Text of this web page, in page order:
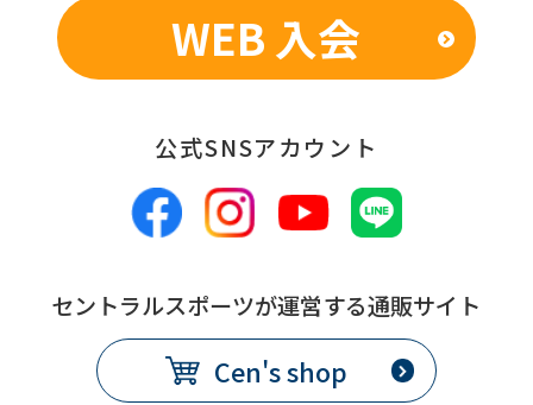
WEB 入会
公式SNSアカウント
セントラルスポーツが運営する通販サイト
Cen's shop